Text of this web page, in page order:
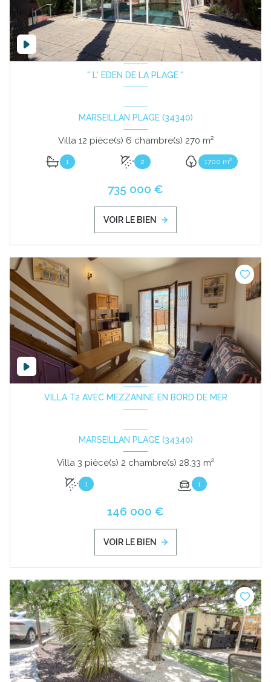
" L' EDEN DE LA PLAGE "
MARSEILLAN PLAGE (34340)
Villa 12 pièce(s) 6 chambre(s) 270 m²
1 2 1700 m²
735 000 €
VOIR LE BIEN
VILLA T2 AVEC MEZZANINE EN BORD DE MER
MARSEILLAN PLAGE (34340)
Villa 3 pièce(s) 2 chambre(s) 28.33 m²
1 1
146 000 €
VOIR LE BIEN